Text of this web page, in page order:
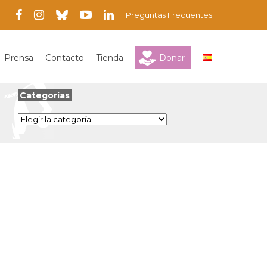
Preguntas Frecuentes
Prensa Contacto Tienda Donar
Categorías
Categorías